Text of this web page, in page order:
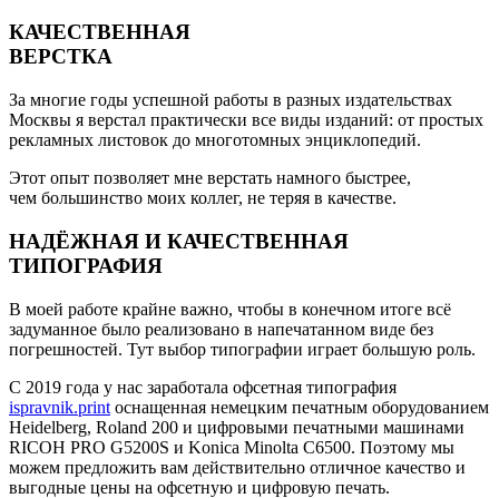
КАЧЕСТВЕННАЯ
ВЕРСТКА
За многие годы успешной работы в разных издательствах
Москвы я верстал практически все виды изданий: от простых
рекламных листовок до многотомных энциклопедий.
Этот опыт позволяет мне верстать намного быстрее,
чем большинство моих коллег, не теряя в качестве.
НАДЁЖНАЯ И КАЧЕСТВЕННАЯ
ТИПОГРАФИЯ
В моей работе крайне важно, чтобы в конечном итоге всё
задуманное было реализовано в напечатанном виде без
погрешностей. Тут выбор типографии играет большую роль.
C 2019 года у нас заработала офсетная типография
ispravnik.print оснащенная немецким печатным оборудованием
Heidelberg, Roland 200 и цифровыми печатными машинами
RICOH PRO G5200S и Konicа Minolta C6500. Поэтому мы
можем предложить вам действительно отличное качество и
выгодные цены на офсетную и цифровую печать.